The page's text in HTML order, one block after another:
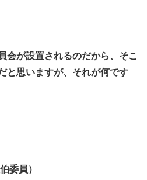
会が設置されるのだから、そこ
と思いますが、それが何です
委員）